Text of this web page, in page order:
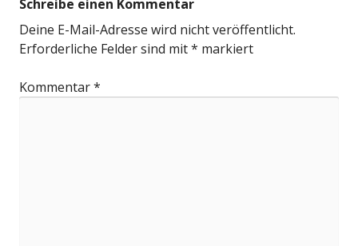
Schreibe einen Kommentar
Deine E-Mail-Adresse wird nicht veröffentlicht.
Erforderliche Felder sind mit* markiert
Kommentar*